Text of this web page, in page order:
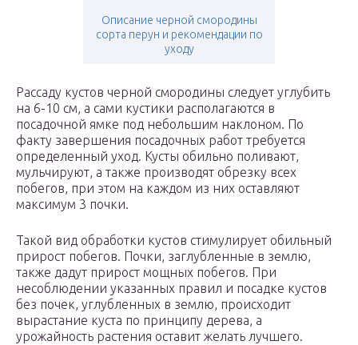
Описание черной смородины
сорта перун и рекомендации по
уходу
Рассаду кустов черной смородины следует углубить
на 6-10 см, а сами кустики располагаются в
посадочной ямке под небольшим наклоном. По
факту завершения посадочных работ требуется
определенный уход. Кусты обильно поливают,
мульчируют, а также производят обрезку всех
побегов, при этом на каждом из них оставляют
максимум 3 почки.
Такой вид обработки кустов стимулирует обильный
прирост побегов. Почки, заглубленные в землю,
также дадут прирост мощных побегов. При
несоблюдении указанных правил и посадке кустов
без почек, углубленных в землю, происходит
вырастание куста по принципу дерева, а
урожайность растения оставит желать лучшего.